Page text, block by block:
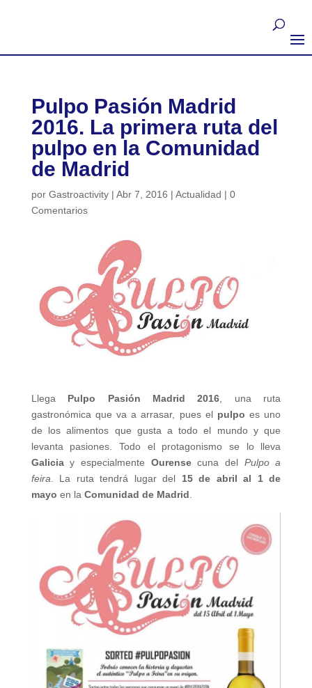
Pulpo Pasión Madrid
2016. La primera ruta del
pulpo en la Comunidad
de Madrid
por Gastroactivity| Abr 7, 2016 | Actualidad | 0
Comentarios
Llega Pulpo Pasión Madrid 2016 , una ruta
gastronómica que va a arrasar, pues el pulpo es uno
de los alimentos que gusta a todo el mundo y que
levanta pasiones. Todo el protagonismo se lo lleva
Galiciay especialmente Ourensecuna del Pulpo a
feira . La ruta tendrá lugar del 15 de abril al 1 de
mayo en la Comunidad de Madrid